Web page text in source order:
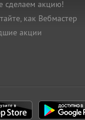
сделаем акцию!
как Вебмастер
акции